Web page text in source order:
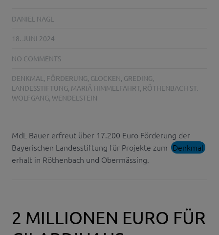
DANIEL NAGL
18. JUNI 2024
NO COMMENTS
DENKMAL , FÖRDERUNG, GLOCKEN, GREDING,
LANDESSTIFTUNG, MARIÄ HIMMELFAHRT, RÖTHENBACH ST.
WOLFGANG, WENDELSTEIN
MdL Bauer erfreut über 17.200 Euro Förderung der
Bayerischen Landesstiftung für Projekte zum Denkmal
erhalt in Röthenbach und Obermässing.
2 MILLIONEN EURO FÜR